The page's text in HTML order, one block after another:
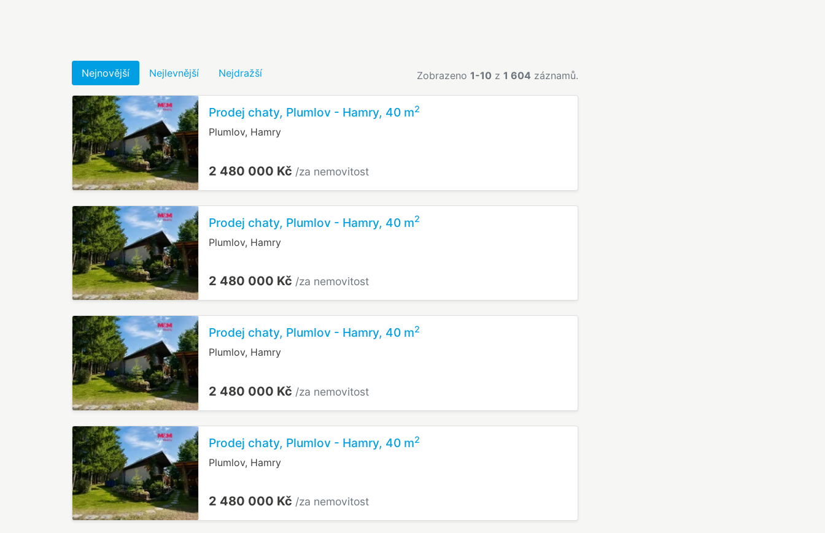
Nejnovější Nejlevnější Nejdražší Zobrazeno 1-10 z 1 604 záznamů.
Prodej chaty, Plumlov - Hamry, 40 m2
Plumlov, Hamry
2 480 000 Kč /za nemovitost
Prodej chaty, Plumlov - Hamry, 40 m2
Plumlov, Hamry
2 480 000 Kč /za nemovitost
Prodej chaty, Plumlov - Hamry, 40 m2
Plumlov, Hamry
2 480 000 Kč /za nemovitost
Prodej chaty, Plumlov - Hamry, 40 m2
Plumlov, Hamry
2 480 000 Kč /za nemovitost